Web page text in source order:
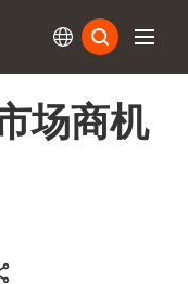
场商机